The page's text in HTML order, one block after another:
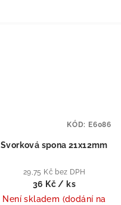
Svorková spona 21x12mm
29,75 Kč bez DPH
36 Kč / ks
Není skladem (dodání na
KÓD: E6086